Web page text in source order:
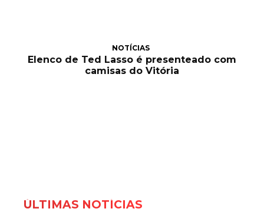
NOTÍCIAS
Elenco de Ted Lasso é presenteado com
camisas do Vitória
ÚLTIMAS NOTÍCIAS